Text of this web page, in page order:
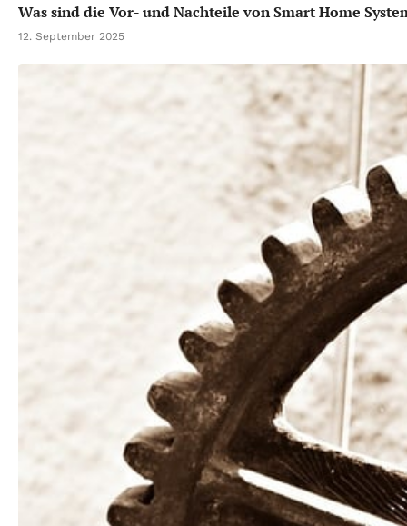
Was sind die Vor- und Nachteile von Smart Home
12. September 2025